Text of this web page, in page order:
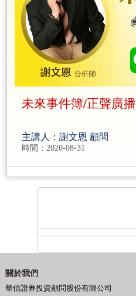
未來事件簿/正聲廣播
主講人：謝文恩 顧問
時間：2020-08-31
關於我們
華信證券投資顧問股份有限公司